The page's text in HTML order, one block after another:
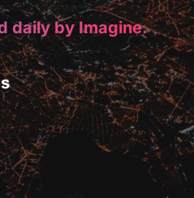
daily by Imagine.